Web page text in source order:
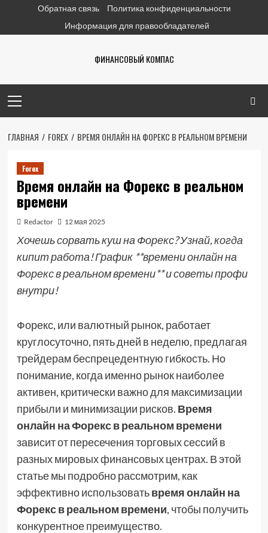
содержимому
Обратная связь
Политика конфиденциальности
Информация для правообладателей
ФИНАНСОВЫЙ КОМПАС
меню
ГЛАВНАЯ FOREX ВРЕМЯ ОНЛАЙН НА ФОРЕКС В РЕАЛЬНОМ ВРЕМЕНИ
Forex
Время онлайн на Форекс в реальном
времени
Redactor 12 мая 2025
Хочешь сорвать куш на Форекс? Узнай, когда
кипит работа! График **времени онлайн на
Форекс в реальном времени** и советы профи
внутри!
Форекс, или валютный рынок, работает
круглосуточно, пять дней в неделю, предлагая
трейдерам беспрецедентную гибкость. Но
понимание, когда именно рынок наиболее
активен, критически важно для максимизации
прибыли и минимизации рисков. Время
онлайн на Форекс в реальном времени
зависит от пересечения торговых сессий в
разных мировых финансовых центрах. В этой
статье мы подробно рассмотрим, как
эффективно использоватьвремя онлайн на
Форекс в реальном времени, чтобы получить
конкурентное преимущество.